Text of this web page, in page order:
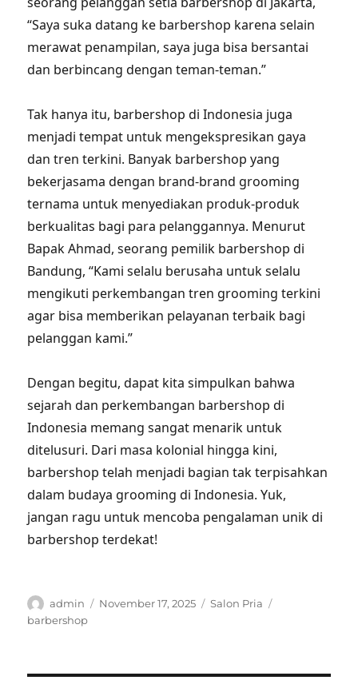
“Saya suka datang ke barbershop karena selain
merawat penampilan, saya juga bisa bersantai
dan berbincang dengan teman-teman.”
Tak hanya itu, barbershop di Indonesia juga
menjadi tempat untuk mengekspresikan gaya
dan tren terkini. Banyak barbershop yang
bekerjasama dengan brand-brand grooming
ternama untuk menyediakan produk-produk
berkualitas bagi para pelanggannya. Menurut
Bapak Ahmad, seorang pemilik barbershop di
Bandung, “Kami selalu berusaha untuk selalu
mengikuti perkembangan tren grooming terkini
agar bisa memberikan pelayanan terbaik bagi
pelanggan kami.”
Dengan begitu, dapat kita simpulkan bahwa
sejarah dan perkembangan barbershop di
Indonesia memang sangat menarik untuk
ditelusuri. Dari masa kolonial hingga kini,
barbershop telah menjadi bagian tak terpisahkan
dalam budaya grooming di Indonesia. Yuk,
jangan ragu untuk mencoba pengalaman unik di
barbershop terdekat!
Author
admin
Posted
November 17, 2025 Categories
Salon Pria
barbershop